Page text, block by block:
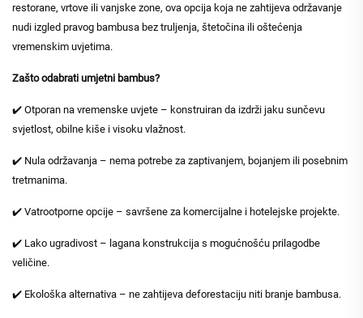
restorane, vrtove ili vanjske zone, ova opcija koja ne zahtijeva održavanje
nudi izgled pravog bambusa bez truljenja, štetočina ili oštećenja
vremenskim uvjetima.
Zašto odabrati umjetni bambus?
✔️ Otporan na vremenske uvjete – konstruiran da izdrži jaku sunčevu
svjetlost, obilne kiše i visoku vlažnost.
✔️ Nula održavanja – nema potrebe za zaptivanjem, bojanjem ili posebnim
tretmanima.
✔️ Vatrootporne opcije – savršene za komercijalne i hotelejske projekte.
✔️ Lako ugradivost – lagana konstrukcija s mogućnošću prilagodbe
veličine.
✔️ Ekološka alternativa – ne zahtijeva deforestaciju niti branje bambusa.